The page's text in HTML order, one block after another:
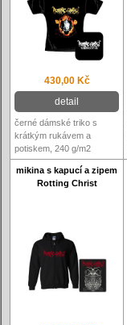
430,00 Kč
detail
černé dámské triko s
krátkým rukávem a
potiskem, 240 g/m2
mikina s kapucí a zipem
Rotting Christ